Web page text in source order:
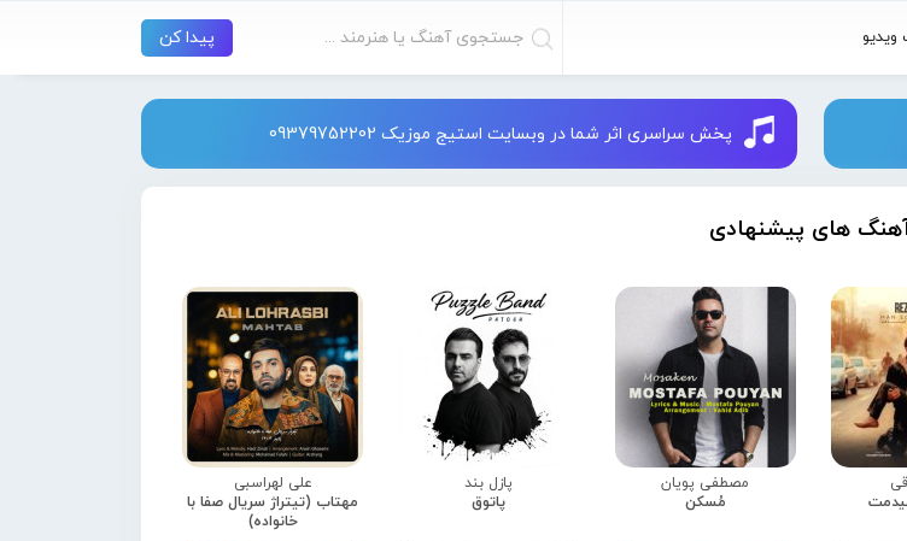
ویدیو
پخش سراسری اثر شما در وبسایت استیج موزیک 09379752202
های پیشنهادی
مصطفی پویان
مُسکن
پازل بند
پاتوق
علی لهراسبی
مهتاب (تیتراژ سریال صفا با
خانواده)